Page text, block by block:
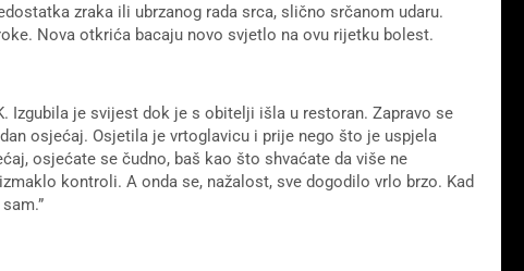
zraka ili ubrzanog rada srca, slično srčanom udaru.
Nova otkrića bacaju novo svjetlo na ovu rijetku bolest.
Izgubila je svijest dok je s obitelji išla u restoran. Zapravo se
osjećaj. Osjetila je vrtoglavicu i prije nego što je uspjela
osjećate se čudno, baš kao što shvaćate da više ne
kontroli. A onda se, nažalost, sve dogodilo vrlo brzo. Kad